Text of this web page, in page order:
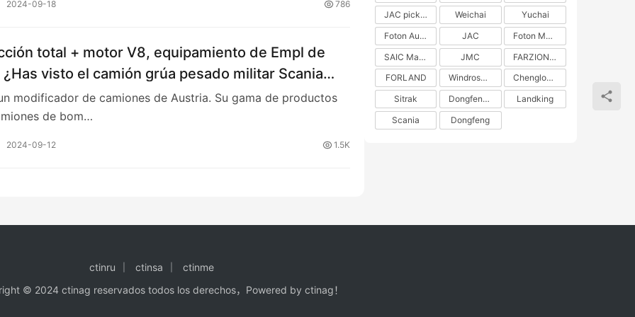
2024-09-18 786
total + motor V8, equipamiento de Empl de
visto el camión grúa pesado militar Scania
modificador de camiones de Austria. Su gama de productos
de bom…
2024-09-12 1.5K
JAC pickup
Weichai
Yuchai
Foton Auman
JAC
Foton Motors
SAIC Maxus
JMC
FARZION AUTO
FORLAND
Windrose Technology
Chenglong H5
Sitrak
DongfengLiuzhou Motor
Landking
Scania
Dongfeng
ctinru ctinsa
ctinme
© 2024 ctinag reservados todos los derechos， Powered by ctinag！